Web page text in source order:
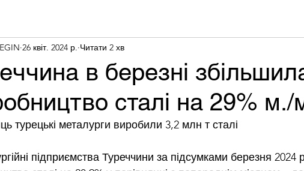
в березні
сталі на 29% м./
26 квіт. 2024 р. Читати 2 хв
турецькі металурги виробили 3,2 млн т сталі
підприємства Туреччини за підсумками березня 2024